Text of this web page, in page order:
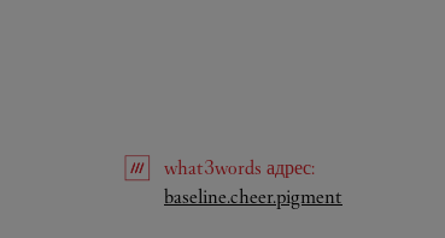
what3words адрес:
baseline.cheer.pigment